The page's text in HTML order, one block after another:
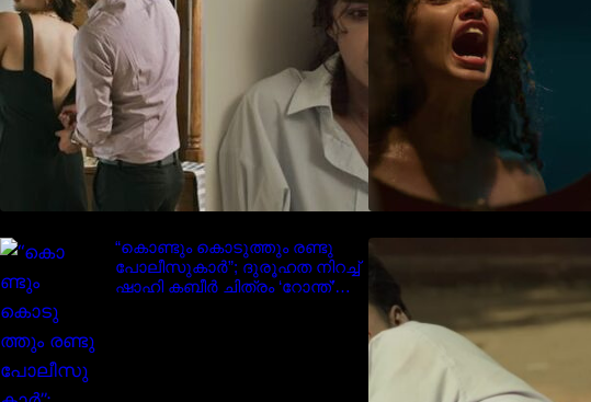
“കൊണ്ടും കൊടുത്തും രണ്ടു
പോലീസുകാർ”; ദുരൂഹത നിറച്ച്
ഷാഹി കബീർ ചിത്രം ‘റോന്ത്’
Idiyan
Cinematic